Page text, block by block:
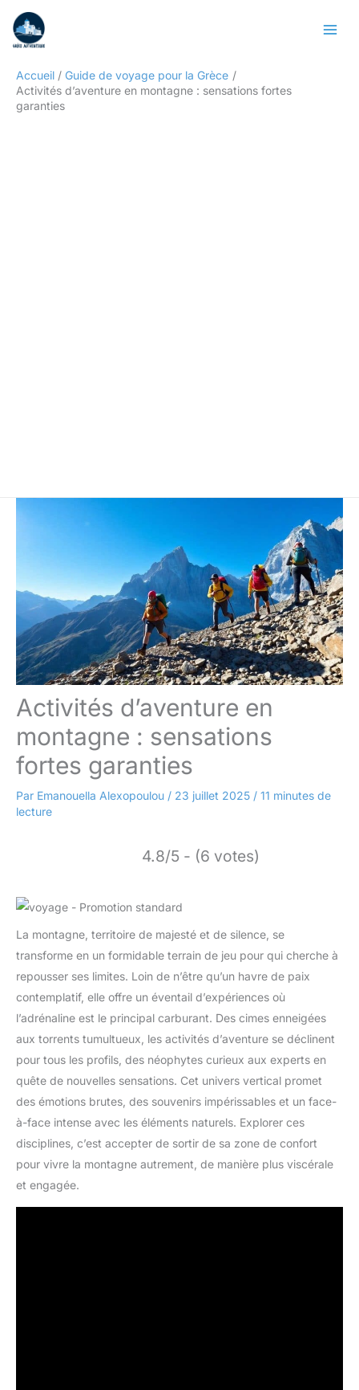
contenu
Accueil
Guide de voyage pour la Grèce
Activités d’aventure en montagne : sensations fortes
garanties
Activités d’aventure en
montagne : sensations
fortes garanties
Par Emanouella Alexopoulou / 23 juillet 2025 / 11 minutes de
lecture
4.8/5 - (6 votes)
La montagne, territoire de majesté et de silence, se
transforme en un formidable terrain de jeu pour qui cherche à
repousser ses limites. Loin de n’être qu’un havre de paix
contemplatif, elle offre un éventail d’expériences où
l’adrénaline est le principal carburant. Des cimes enneigées
aux torrents tumultueux, les activités d’aventure se déclinent
pour tous les profils, des néophytes curieux aux experts en
quête de nouvelles sensations. Cet univers vertical promet
des émotions brutes, des souvenirs impérissables et un face-
à-face intense avec les éléments naturels. Explorer ces
disciplines, c’est accepter de sortir de sa zone de confort
pour vivre la montagne autrement, de manière plus viscérale
et engagée.
Rechercher